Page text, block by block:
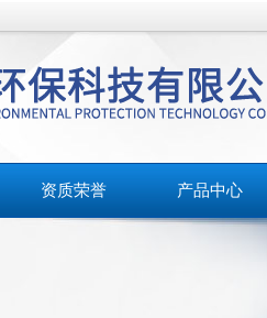
资质荣誉 产品中心